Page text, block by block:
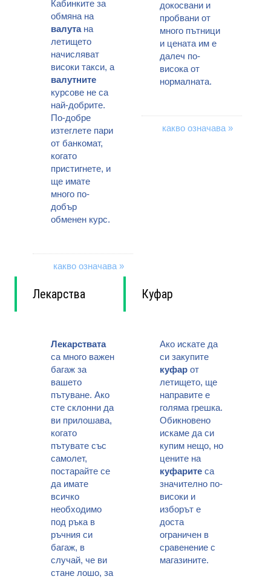
Кабинките за
обмяна на
валутана
летището
начисляват
високи такси, а
валутните
курсове не са
най-добрите.
По-добре
изтеглете пари
от банкомат,
когато
пристигнете, и
ще имате
много по-
добър
обменен курс.
какво означава »
докосвани и
пробвани от
много пътници
и цената им е
далеч по-
висока от
нормалната.
какво означава »
Лекарства
Лекарствата
са много важен
багаж за
вашето
пътуване. Ако
сте склонни да
ви прилошава,
когато
пътувате със
самолет,
постарайте се
да имате
всичко
необходимо
под ръка в
ръчния си
багаж, в
случай, че ви
стане лошо, за
Куфар
Ако искате да
си закупите
куфар от
летището, ще
направите е
голяма грешка.
Обикновено
искаме да си
купим нещо, но
цените на
куфарите са
значително по-
високи и
изборът е
доста
ограничен в
сравенение с
магазините.